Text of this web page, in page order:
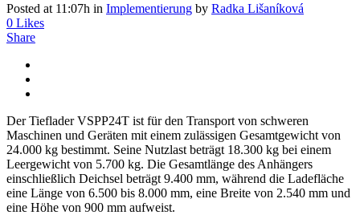
Posted at 11:07h in Implementierung by Radka Lišaníková
0 Likes
Share
Der Tieflader VSPP24T ist für den Transport von schweren
Maschinen und Geräten mit einem zulässigen Gesamtgewicht von
24.000 kg bestimmt. Seine Nutzlast beträgt 18.300 kg bei einem
Leergewicht von 5.700 kg. Die Gesamtlänge des Anhängers
einschließlich Deichsel beträgt 9.400 mm, während die Ladefläche
eine Länge von 6.500 bis 8.000 mm, eine Breite von 2.540 mm und
eine Höhe von 900 mm aufweist.